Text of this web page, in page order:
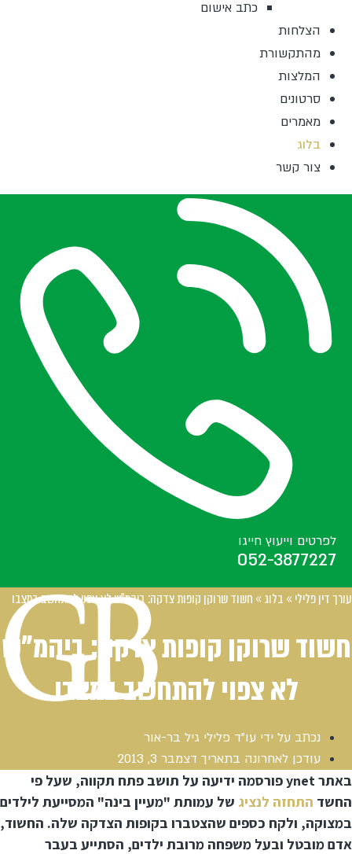
כתב אישום
הצלחות
מהתקשורת
המלצות
סרטונים
מאמרים
בלוג
צור קשר
לפרטים וייעוץ חייגו
052-3877227
עורך דין פלילי» בלוג» חשוד שרוקן קופות צדקה: ביהמ"ש לא צפוי להתחשב במצבו
חשוד שרוקן קופות צדקה: ביהמ"ש
לא צפוי להתחשב במצבו
נכתב על ידי עו"ד פלילי גיל בר-אור
עודכן לאחרונה בתאריך דצמבר 3, 2013
באתר ynet פורסמה ידיעה על תושב פתח תקווה, שעל פי
החשד התחזה לנציג של עמותת "מעיין בינה" המסייעת לילדים
במצוקה, ולקח כספים שהצטברו בקופות הצדקה שלה. החשוד,
אדם מובטל ובעל משפחה מרובת ילדים, הסתייע בעבר